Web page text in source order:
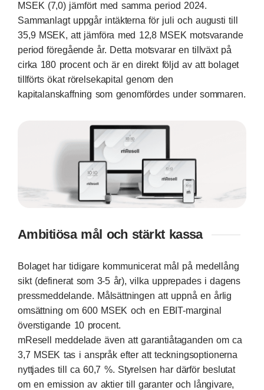
MSEK (7,0) jämfört med samma period 2024.
Sammanlagt uppgår intäkterna för juli och augusti till
35,9 MSEK, att jämföra med 12,8 MSEK motsvarande
period föregående år. Detta motsvarar en tillväxt på
cirka 180 procent och är en direkt följd av att bolaget
tillförts ökat rörelsekapital genom den
kapitalanskaffning som genomfördes under sommaren.
Ambitiösa mål och stärkt kassa
Bolaget har tidigare kommunicerat mål på medellång
sikt (definerat som 3-5 år), vilka upprepades i dagens
pressmeddelande. Målsättningen att uppnå en årlig
omsättning om 600 MSEK och en EBIT-marginal
överstigande 10 procent.
mResell meddelade även att garantiåtaganden om ca
3,7 MSEK tas i anspråk efter att teckningsoptionerna
nyttjades till ca 60,7 %. Styrelsen har därför beslutat
om en emission av aktier till garanter och långivare,